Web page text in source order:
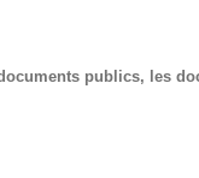
publics, les